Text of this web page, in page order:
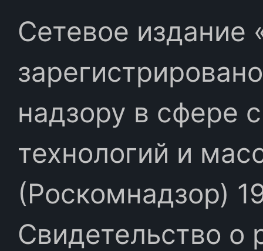
Сетевое издание
надзору в сфере
технологий и
(Роскомнадзор)
Свидетельство